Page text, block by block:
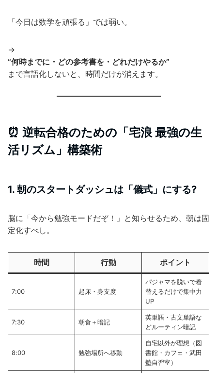
「今日は数学を頑張る」では弱い。
→
“何時までに・どの参考書を・どれだけやるか”
まで言語化しないと、時間だけが消えます。
⏰ 逆転合格のための「宅浪 最強の生
活リズム」構築術
1. 朝のスタートダッシュは「儀式」にする?
脳に「今から勉強モードだぞ！」と知らせるため、朝は固
定化すべし。
時間 行動 ポイント
7:00 起床・身支度
パジャマを脱いで着
替えるだけで集中力
UP
7:30 朝食＋暗記
英単語・古文単語な
どルーティン暗記
8:00 勉強場所へ移動
自宅以外が理想（図
書館・カフェ・武田
塾自習室）